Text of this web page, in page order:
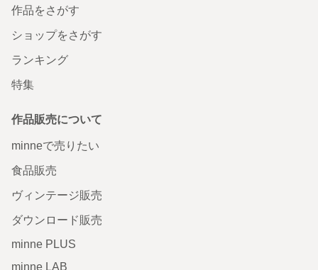
作品をさがす
ショップをさがす
ランキング
特集
作品販売について
minneで売りたい
食品販売
ヴィンテージ販売
ダウンロード販売
minne PLUS
minne LAB